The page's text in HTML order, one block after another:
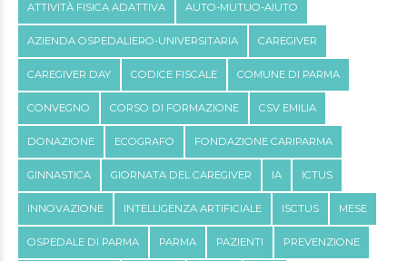
ATTIVITÀ FISICA ADATTIVA AUTO-MUTUO-AIUTO
AZIENDA OSPEDALIERO-UNIVERSITARIA CAREGIVER
CAREGIVER DAY CODICE FISCALE COMUNE DI PARMA
CONVEGNO CORSO DI FORMAZIONE CSV EMILIA
DONAZIONE ECOGRAFO FONDAZIONE CARIPARMA
GINNASTICA GIORNATA DEL CAREGIVER IA ICTUS
INNOVAZIONE INTELLIGENZA ARTIFICIALE ISCTUS MESE
OSPEDALE DI PARMA PARMA PAZIENTI PREVENZIONE